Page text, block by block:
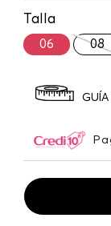
Talla
06 08
GUÍA